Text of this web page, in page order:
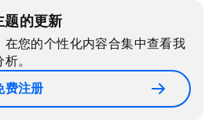
题的更新
在您的个性化内容合集中查看我
。
费注册